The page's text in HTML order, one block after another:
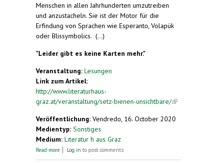
Menschen in allen Jahrhunderten umzutreiben
und anzustacheln. Sie ist der Motor für die
Erfindung von Sprachen wie Esperanto, Volapük
oder Blissymbolics. (...)
"Leider gibt es keine Karten mehr."
Veranstaltung: Lesungen
Link zum Artikel:
http://www.literaturhaus-
graz.at/veranstaltung/setz-bienen-unsichtbare/(link is
Veröffentlichung: Vendredo, 16. October 2020
Medientyp: Sonstiges
Medium: Literatur h aus Graz
Read more about Clemens J. Setz liest aus „Die Bienen und das
Log in to post comments